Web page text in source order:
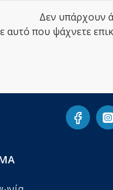
Δεν υπάρχουν
αυτό που ψάχνετε